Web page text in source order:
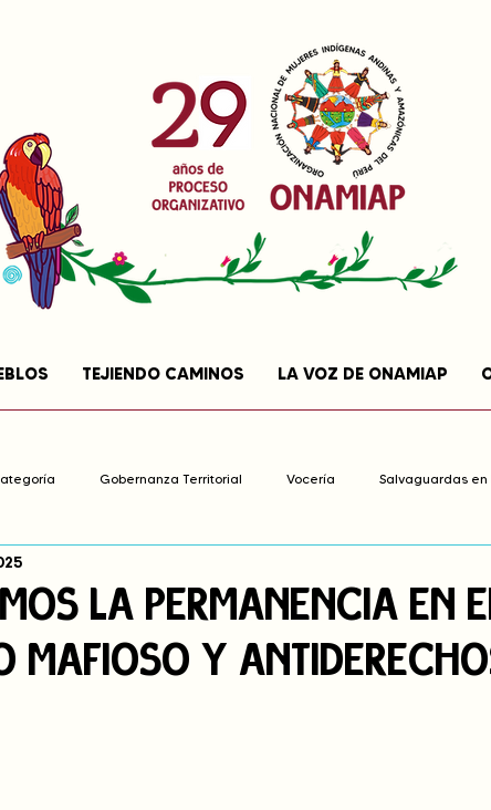
TEJIENDO CAMINOS LA VOZ DE ONAMIAP
Gobernanza Territorial Vocería Salvaguardas en
Observatorio de consulta previa Mujeres indígenas Territorios
LA PERMANENCIA EN
MAFIOSO Y